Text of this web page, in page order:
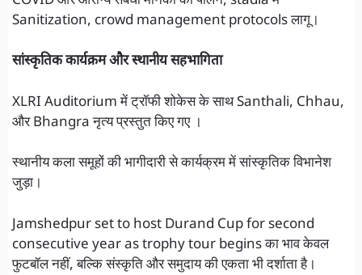
Sanitization, crowd management protocols लागू।
सांस्कृतिक कार्यक्रम और स्थानीय सहभागिता
XLRI Auditorium में ट्रॉफी शोकेस के साथ Santhali, Chhau,
और Bhangra नृत्य प्रस्तुत किए गए ।
स्थानीय कला समूहों की भागीदारी से कार्यक्रम में सांस्कृतिक विभानेश
जुड़ा।
Jamshedpur set to host Durand Cup for second
consecutive year as trophy tour begins का भाव केवल
फुटबॉल नहीं, बल्कि संस्कृति और समुदाय की एकता भी दर्शाता है।